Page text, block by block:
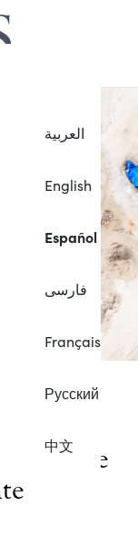
العربية
English
Español
فارسی
Français
Русский
中文
del
el de